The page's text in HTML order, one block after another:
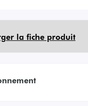
la fiche produit